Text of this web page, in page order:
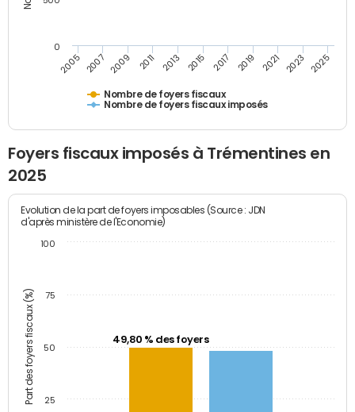
Nombre de foyers fiscaux
Nombre de foyers fiscaux imposés
2005 2007 2009 2011 2013 2015 2017 2019 2021 2023 2025
0
Foyers fiscaux imposés à Trémentines en
2025
Part des foyers fiscaux (%)
Evolution de la part de foyers imposables (Source : JDN
d'après ministère de l'Economie)
49,80 % des foyers
25
50
75
100